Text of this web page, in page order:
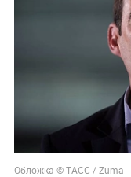
Обложка © ТАСС / Zuma